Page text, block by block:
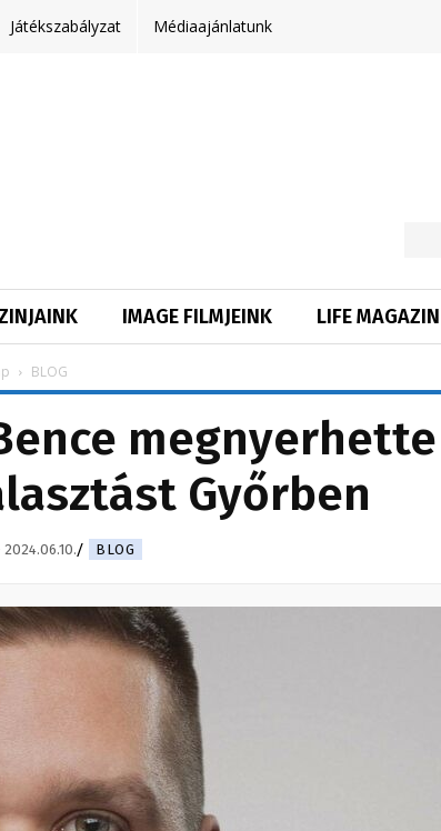
Játékszabályzat Médiaajánlatunk
IMAGE FILMJEINK LIFE MAGAZIN
BLOG
Győrben
2024.06.10. BLOG